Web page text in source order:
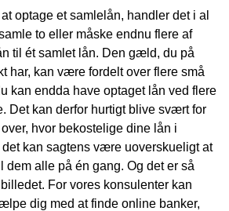
optage et samlelån, handler det i al
to eller måske endnu flere af
til ét samlet lån. Den gæld, du på
har, kan være fordelt over flere små
kan endda have optaget lån ved flere
Det kan derfor hurtigt blive svært for
hvor bekostelige dine lån i
kan sagtens være uoverskueligt at
dem alle på én gang. Og det er så
For vores konsulenter kan
dig med at finde online banker,